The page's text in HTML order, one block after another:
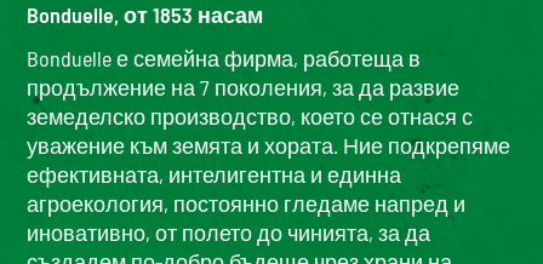
Bonduelle, от 1853 насам
Bonduelle е семейна фирма, работеща в
продължение на 7 поколения, за да развие
земеделско производство, което се отнася с
уважение към земята и хората. Ние подкрепяме
ефективната, интелигентна и единна
агроекология, постоянно гледаме напред и
иновативно, от полето до чинията, за да